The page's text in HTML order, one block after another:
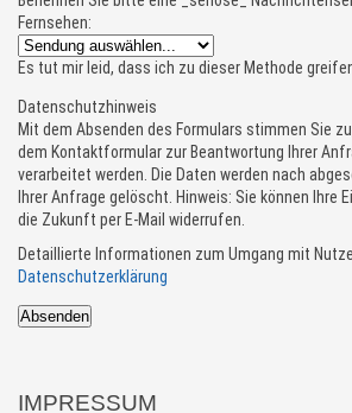
Fernsehen:
Es tut mir leid, dass ich zu dieser Methode
Datenschutzhinweis
Mit dem Absenden des Formulars stimmen Sie
dem Kontaktformular zur Beantwortung Ihrer
verarbeitet werden. Die Daten werden nach
Ihrer Anfrage gelöscht. Hinweis: Sie können Ihre
die Zukunft per E-Mail widerrufen.
Detaillierte Informationen zum Umgang mit
Datenschutzerklärung
Absenden
IMPRESSUM